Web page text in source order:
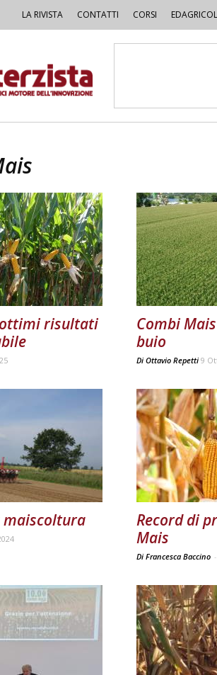
LA RIVISTA CONTATTI CORSI
ottimi risultati
Combi
buio
Di Ottavio Repetti 9
maiscoltura
Record di
Mais
Di Francesca Baccino -